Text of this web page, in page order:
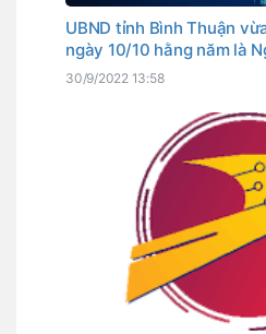
UBND tỉnh Bình Thuận
ngày 10/10 hằng năm là
tỉnh. Đây cũng là ngày
30/9/2022 13:58